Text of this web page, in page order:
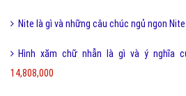
Nite là gì và những câu chúc ngủ ngon
Hình xăm chữ nhẫn là gì và ý nghĩa
14,808,000